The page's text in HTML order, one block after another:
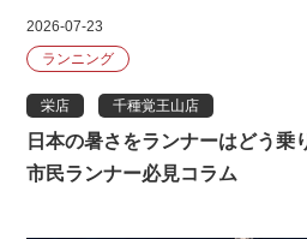
2026-07-23
ランニング
栄店 千種覚王山店
日本の暑さをランナーはどう乗
市民ランナー必見コラム